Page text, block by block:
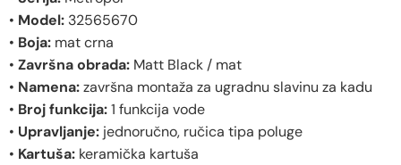
• Model: 32565670
• Boja: mat crna
• Završna obrada: Matt Black / mat
• Namena:završna montaža za ugradnu slavinu za kadu
• Broj funkcija:1 funkcija vode
• Upravljanje: jednoručno, ručica tipa poluge
• Kartuša: keramička kartuša